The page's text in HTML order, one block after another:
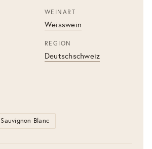
WEINART
Weisswein
REGION
Deutschschweiz
Sauvignon Blanc